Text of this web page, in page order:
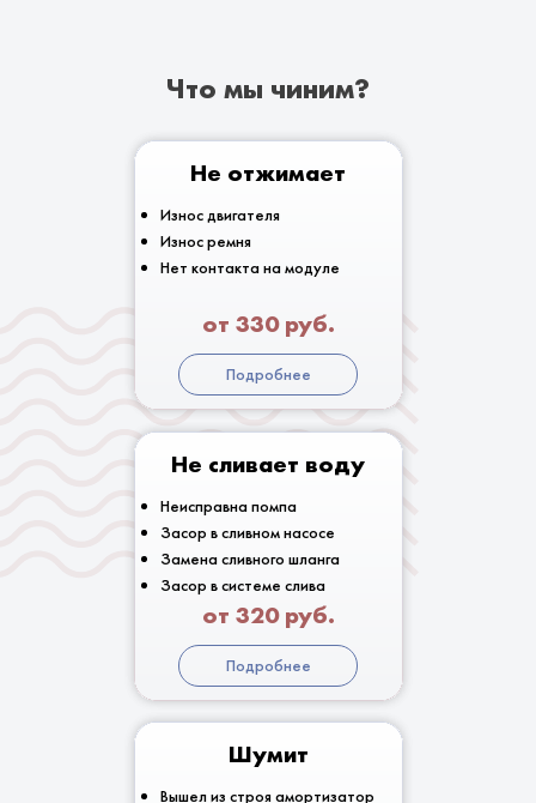
Что мы чиним?
Не отжимает
Износ двигателя
Износ ремня
Нет контакта на модуле
от 330 руб.
Подробнее
Подробнее
от 320 руб.
Неисправна помпа
Засор в сливном насосе
Замена сливного шланга
Засор в системе слива
Не сливает воду
Шумит
Вышел из строя амортизатор